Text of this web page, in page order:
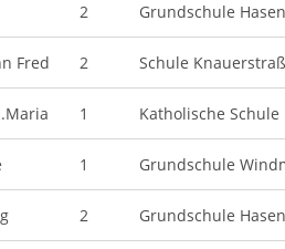
2 Grundschule
Fred 2 Schule
1 Katholische Schule
1 Grundschule
2 Grundschule